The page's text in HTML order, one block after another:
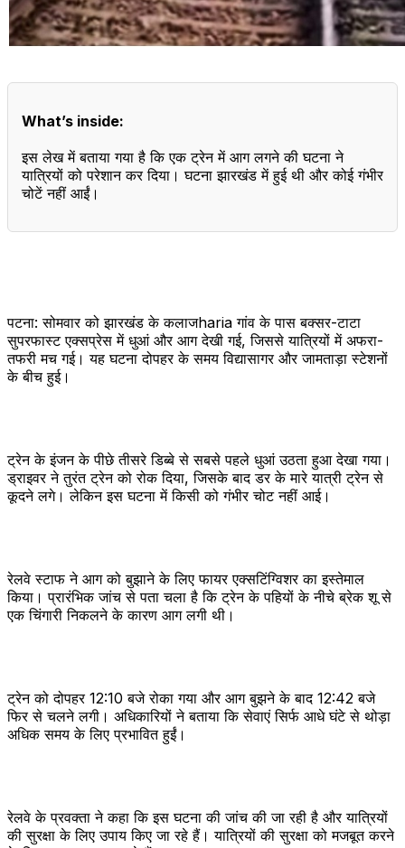
What’s inside:
इस लेख में बताया गया है कि एक ट्रेन में आग लगने की घटना ने
यात्रियों को परेशान कर दिया। घटना झारखंड में हुई थी और कोई गंभीर
चोटें नहीं आईं।
पटना: सोमवार को झारखंड के कलाजharia गांव के पास बक्सर-टाटा
सुपरफास्ट एक्सप्रेस में धुआं और आग देखी गई, जिससे यात्रियों में अफरा-
तफरी मच गई। यह घटना दोपहर के समय विद्यासागर और जामताड़ा स्टेशनों
के बीच हुई।
ट्रेन के इंजन के पीछे तीसरे डिब्बे से सबसे पहले धुआं उठता हुआ देखा गया।
ड्राइवर ने तुरंत ट्रेन को रोक दिया, जिसके बाद डर के मारे यात्री ट्रेन से
कूदने लगे। लेकिन इस घटना में किसी को गंभीर चोट नहीं आई।
रेलवे स्टाफ ने आग को बुझाने के लिए फायर एक्सटिंग्विशर का इस्तेमाल
किया। प्रारंभिक जांच से पता चला है कि ट्रेन के पहियों के नीचे ब्रेक शू से
एक चिंगारी निकलने के कारण आग लगी थी।
ट्रेन को दोपहर 12:10 बजे रोका गया और आग बुझने के बाद 12:42 बजे
फिर से चलने लगी। अधिकारियों ने बताया कि सेवाएं सिर्फ आधे घंटे से थोड़ा
अधिक समय के लिए प्रभावित हुईं।
रेलवे के प्रवक्ता ने कहा कि इस घटना की जांच की जा रही है और यात्रियों
की सुरक्षा के लिए उपाय किए जा रहे हैं। यात्रियों की सुरक्षा को मजबूत करने